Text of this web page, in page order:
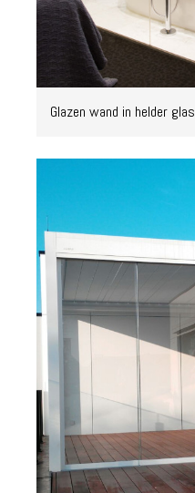
Glazen wand in helder glas